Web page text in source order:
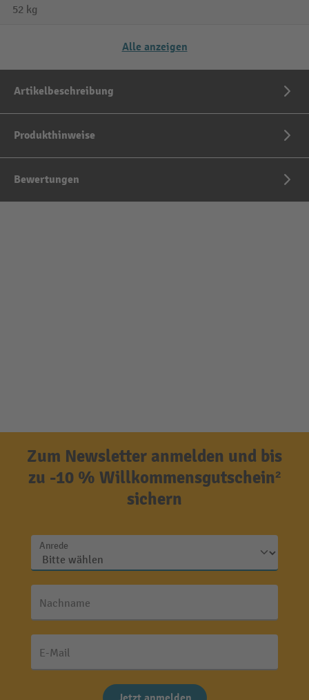
52 kg
Alle anzeigen
Artikelbeschreibung
Produkthinweise
Bewertungen
Zum Newsletter anmelden und bis
zu -10 % Willkommensgutschein²
sichern
Anrede
Nachname
E-Mail